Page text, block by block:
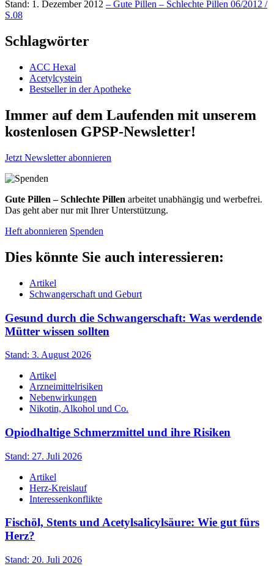
Stand: 1. Dezember 2012 – Gute Pillen – Schlechte Pillen 06/2012 /
S.08
Schlagwörter
ACC Hexal
Acetylcystein
Bestseller in der Apotheke
Immer auf dem Laufenden mit unserem
kostenlosen GPSP-Newsletter!
Jetzt Newsletter abonnieren
Gute Pillen – Schlechte Pillen arbeitet unabhängig und werbefrei.
Das geht aber nur mit Ihrer Unterstützung.
Heft abonnieren Spenden
Dies könnte Sie auch interessieren:
Artikel
Schwangerschaft und Geburt
Gesund durch die Schwangerschaft: Was werdende
Mütter wissen sollten
Stand: 3. August 2026
Artikel
Arzneimittelrisiken
Nebenwirkungen
Nikotin, Alkohol und Co.
Opiodhaltige Schmerzmittel und ihre Risiken
Stand: 27. Juli 2026
Artikel
Herz-Kreislauf
Interessenkonflikte
Fischöl, Stents und Acetylsalicylsäure: Wie gut fürs
Herz?
Stand: 20. Juli 2026